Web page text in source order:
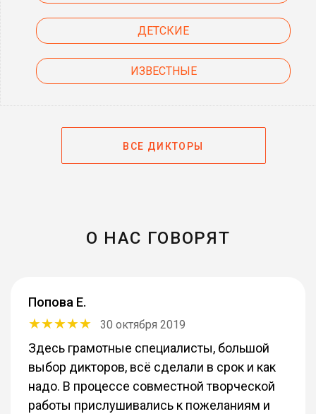
ДЕТСКИЕ
ИЗВЕСТНЫЕ
ВСЕ ДИКТОРЫ
О НАС ГОВОРЯТ
Попова Е.
30 октября 2019
Здесь грамотные специалисты, большой
выбор дикторов, всё сделали в срок и как
надо. В процессе совместной творческой
работы прислушивались к пожеланиям и